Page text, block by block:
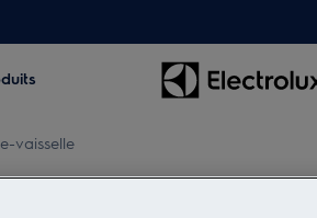
vaisselle